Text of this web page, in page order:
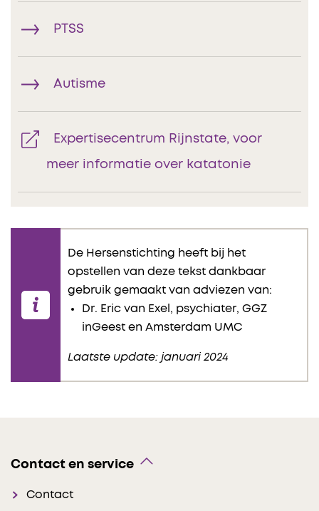
PTSS
Autisme
Expertisecentrum Rijnstate, voor
meer informatie over katatonie
De Hersenstichting heeft bij het
opstellen van deze tekst dankbaar
gebruik gemaakt van adviezen van:
Dr. Eric van Exel, psychiater, GGZ
inGeest en Amsterdam UMC
Laatste update: januari 2024
Contact en service
Contact